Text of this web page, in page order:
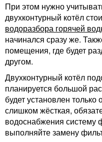
При этом нужно
двухконтурный котёл
водоразбора горячей
начинался сразу же.
помещения, где будет
другом.
Двухконтурный котёл
планируется большой
будет установлен
слишком жёсткая,
водоснабжения систему
выполняйте замену